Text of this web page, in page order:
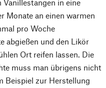
Vanillestangen in eine
Monate an einen warmen
pro Woche
abgießen und den Likör
Ort reifen lassen. Die
muss man übrigens nicht
Beispiel zur Herstellung